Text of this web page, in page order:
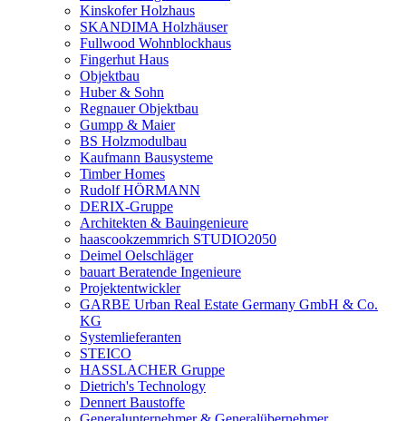
Kinskofer Holzhaus
SKANDIMA Holzhäuser
Fullwood Wohnblockhaus
Fingerhut Haus
Objektbau
Huber & Sohn
Regnauer Objektbau
Gumpp & Maier
BS Holzmodulbau
Kaufmann Bausysteme
Timber Homes
Rudolf HÖRMANN
DERIX-Gruppe
Architekten & Bauingenieure
haascookzemmrich STUDIO2050
Deimel Oelschläger
bauart Beratende Ingenieure
Projektentwickler
GARBE Urban Real Estate Germany GmbH & Co.
KG
Systemlieferanten
STEICO
HASSLACHER Gruppe
Dietrich's Technology
Dennert Baustoffe